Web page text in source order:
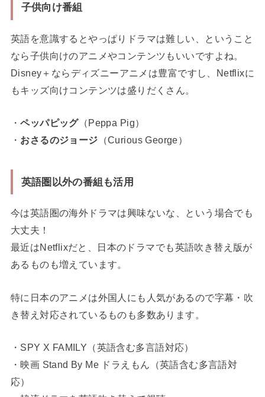
子供向け番組
英語を意識するとやっぱりドラマは難しい、ということ
なら子供向けのアニメやコンテンツもいいですよね。
Disney＋ならディズニーアニメは豊富ですし、Netflixに
もキッズ向けコンテンツは盛りだくさん。
・ペッパピッグ（Peppa Pig）
・ おさるのジョージ （Curious George）
英語圏以外の番組も活用
今は英語圏の海外ドラマは興味ないな、という場合でも
大丈夫！
最近はNetflixだと、日本のドラマでも英語吹き替え版が
あるものも増えています。
特に日本のアニメは外国人にも人気があるので字幕・吹
き替え対応されているものも多数あります。
・SPY X FAMILY（英語含む多言語対応）
・映画 Stand By Me ドラえもん（英語含む多言語対
応）